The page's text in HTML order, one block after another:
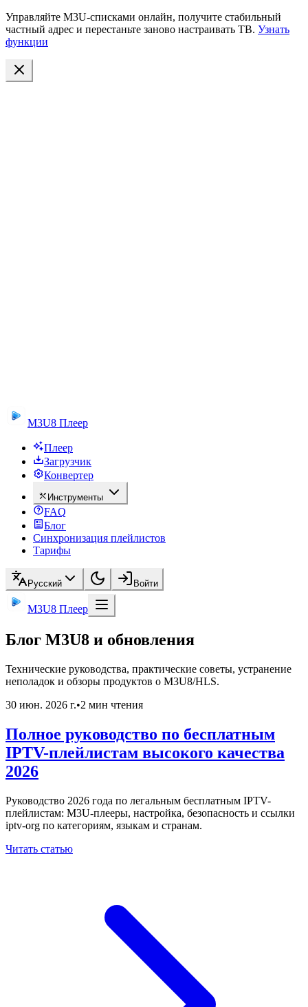
Управляйте M3U-списками онлайн, получите стабильный
частный адрес и перестаньте заново настраивать ТВ. Узнать
функции
M3U8 Плеер
Плеер
Загрузчик
Конвертер
Инструменты
FAQ
Блог
Синхронизация плейлистов
Тарифы
Русский Войти
M3U8 Плеер
Блог M3U8 и обновления
Технические руководства, практические советы, устранение
неполадок и обзоры продуктов о M3U8/HLS.
30 июн. 2026 г.•2 мин чтения
Полное руководство по бесплатным
IPTV-плейлистам высокого качества
2026
Руководство 2026 года по легальным бесплатным IPTV-
плейлистам: M3U-плееры, настройка, безопасность и ссылки
iptv-org по категориям, языкам и странам.
Читать статью